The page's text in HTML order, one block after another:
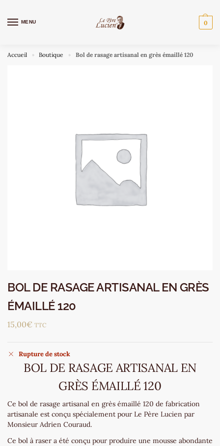
MENU 0
Accueil » Boutique » Bol de rasage artisanal en grès émaillé 120
BOL DE RASAGE ARTISANAL EN GRÈS
ÉMAILLÉ 120
15,00€ TTC
Rupture de stock
BOL DE RASAGE ARTISANAL EN
GRÈS ÉMAILLÉ 120
Ce bol de rasage artisanal en grès émaillé 120 de fabrication
artisanale est conçu spécialement pour Le Père Lucien par
Monsieur Adrien Couraud.
Ce bol à raser a été conçu pour produire une mousse abondante